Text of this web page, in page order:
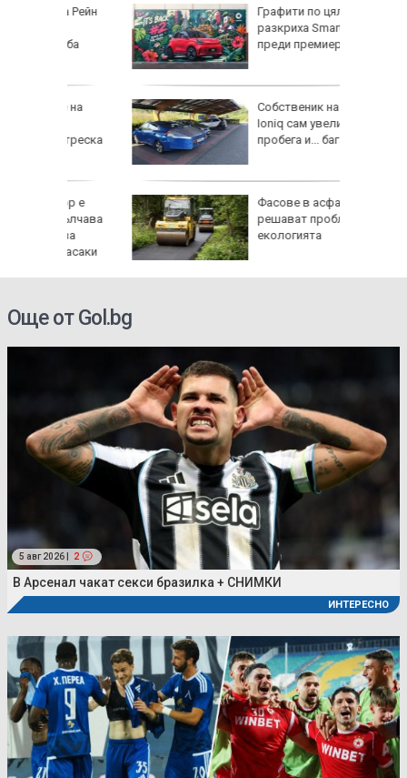
Графити по цял свят
разкриха Smart #2
преди премиерата му
Собственик на Hyundai
Ioniq сам увеличи
пробега и... багажника
Фасове в асфалта
решават проблема с
екологията
Още от Gol.bg
5 авг 2026 | 2
В Арсенал чакат секси бразилка + СНИМКИ
ИНТЕРЕСНО